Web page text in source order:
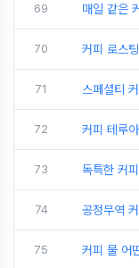
69 매일 같은
70 커피 로스
71 스페셜티
72 커피 테루
73 독특한 커
74 공정무역
75 커피 물 어